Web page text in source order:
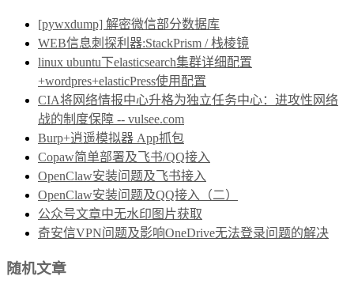
[pywxdump] 解密微信部分数据库
WEB信息刺探利器:StackPrism / 栈棱镜
linux ubuntu下elasticsearch集群详细配置
+wordpres+elasticPress使用配置
CIA将网络情报中心升格为独立任务中心：进攻性网络
战的制度保障 -- vulsee.com
Burp+逍遥模拟器 App抓包
Copaw简单部署及飞书/QQ接入
OpenClaw安装问题及飞书接入
OpenClaw安装问题及QQ接入（二）
公众号文章中无水印图片获取
奇安信VPN问题及影响OneDrive无法登录问题的解决
随机文章